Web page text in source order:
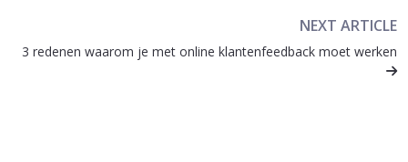
NEXT ARTICLE
3 redenen waarom je met online klantenfeedback moet werken